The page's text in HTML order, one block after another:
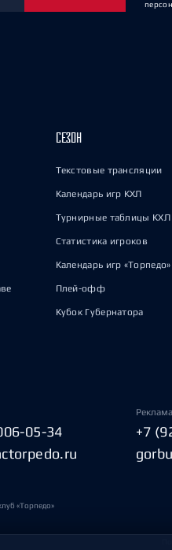
СЕЗОН
Текстовые трансляции
Календарь игр КХЛ
Турнирные таблицы КХЛ
Статистика игроков
Календарь игр «Торпедо»
Плей-офф
Кубок Губернатора
05-34
Реклама
+7
«Торпедо»